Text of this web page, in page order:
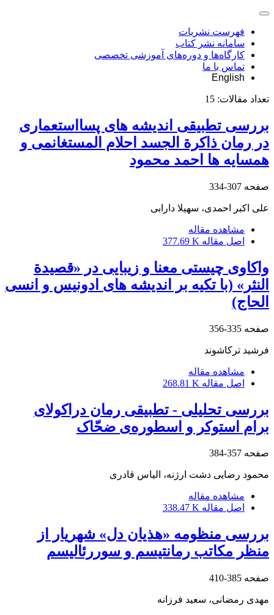
فهرست نشریات
سامانه نشر کتاب
کارگاه‌ها و دوره‌های آموزشی تخصصی
تماس با ما
English
تعداد مقالات: 15
بررسی تطبیقی اندیشه های پسااستعماری
در رمان ذاکرة الجسد احلام المستغانمی و
همسایه ها احمد محمود
صفحه 307-334
علی اکبر احمدی، سهیلا دارابی
مشاهده مقاله
اصل مقاله 377.69 K
واکاوی چیستی معنا و زیبایی در «قصیدة
النثر» (با تکیه بر اندیشه های ادونیس و انسی
الحاج)
صفحه 335-356
فرشید ترکاشوند
مشاهده مقاله
اصل مقاله 268.81 K
بررسی تحلیلی - تطبیقی رمان دراکولای
برام استوکر و اسطوره‌ی ضحّاک
صفحه 357-384
محمود رضایی دشت ارژنه، الیاس قادری
مشاهده مقاله
اصل مقاله 338.47 K
بررسی منظومه «هذیان دل» شهریار از
منظر مکاتب رمانتیسم و سوررئالیسم
صفحه 385-410
مهدی رمضانی، سعید فرزانه